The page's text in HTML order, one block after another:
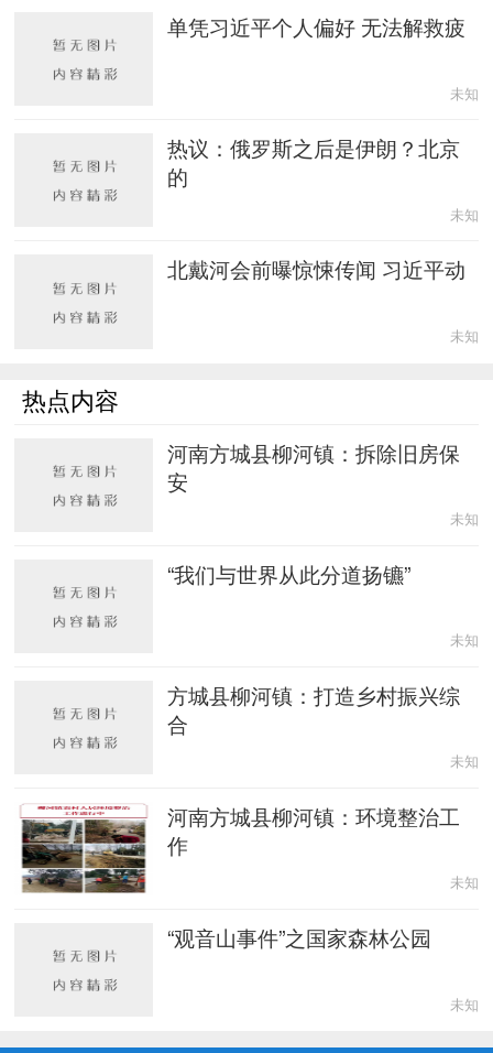
单凭习近平个人偏好 无法解救疲
未知
热议：俄罗斯之后是伊朗？北京
的
未知
北戴河会前曝惊悚传闻 习近平动
未知
热点内容
河南方城县柳河镇：拆除旧房保
安
未知
“我们与世界从此分道扬镳”
未知
方城县柳河镇：打造乡村振兴综
合
未知
河南方城县柳河镇：环境整治工
作
未知
“观音山事件”之国家森林公园
未知